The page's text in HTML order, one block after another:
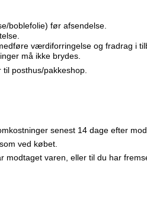
boblefolie) før afsendelse.
værdiforringelse og fradrag i
må ikke brydes.
posthus/pakkeshop.
senest 14 dage efter
ved købet.
modtaget varen, eller til du har